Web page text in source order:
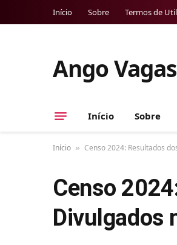
Início Sobre Termos de
Ango Vagas
Início Sobre
Início » Censo 2024: Resultados
Censo
Divulgados